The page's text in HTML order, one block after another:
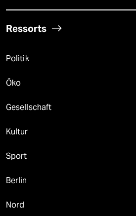
Ressorts
Politik
Öko
Gesellschaft
Kultur
Sport
Berlin
Nord